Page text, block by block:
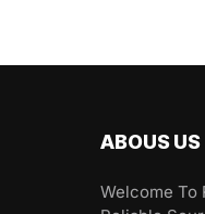
ABOUS US
Welcome To